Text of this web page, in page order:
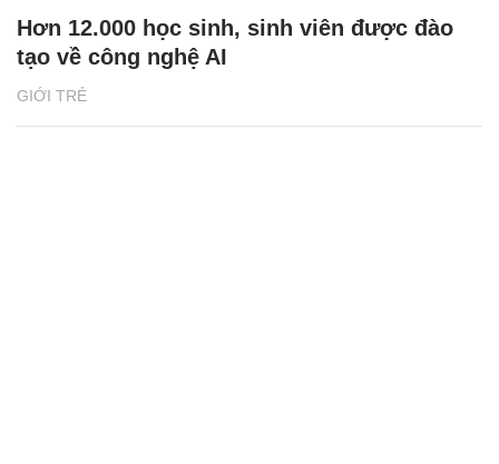
GIỚI TRẺ
Hơn 12.000 học sinh, sinh viên được đào
tạo về công nghệ AI